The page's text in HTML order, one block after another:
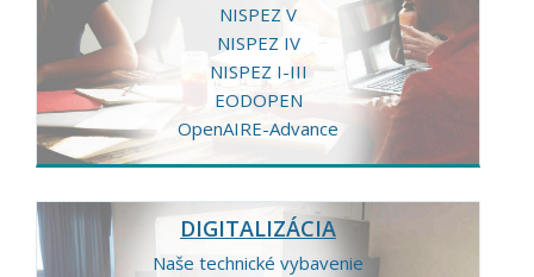
NISPEZ V
NISPEZ IV
NISPEZ I-III
EODOPEN
OpenAIRE-Advance
DIGITALIZÁCIA
Naše technické vybavenie